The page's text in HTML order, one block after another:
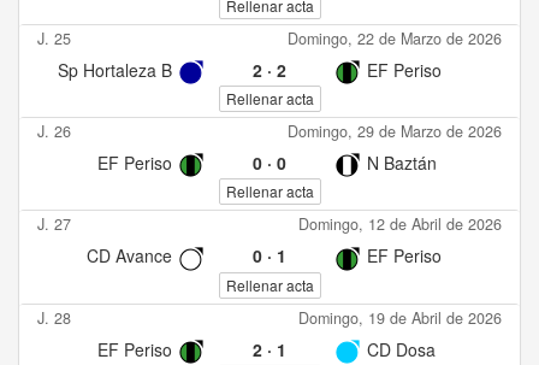
Rellenar acta
J. 25 Domingo, 22 de Marzo de 2026
Sp Hortaleza B 2· 2 EF Periso
Rellenar acta
J. 26 Domingo, 29 de Marzo de 2026
EF Periso 0· 0 N Baztán
Rellenar acta
J. 27 Domingo, 12 de Abril de 2026
CD Avance 0· 1 EF Periso
Rellenar acta
J. 28 Domingo, 19 de Abril de 2026
EF Periso 2· 1 CD Dosa